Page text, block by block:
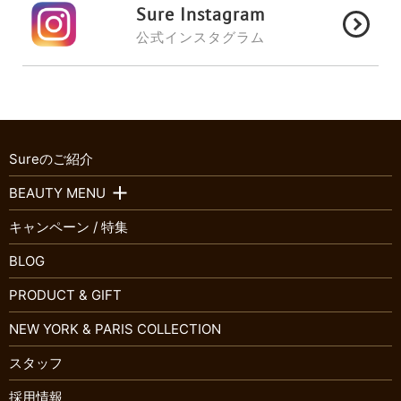
Sure Instagram
公式インスタグラム
Sureのご紹介
BEAUTY MENU
キャンペーン / 特集
BLOG
PRODUCT & GIFT
NEW YORK & PARIS COLLECTION
スタッフ
採用情報